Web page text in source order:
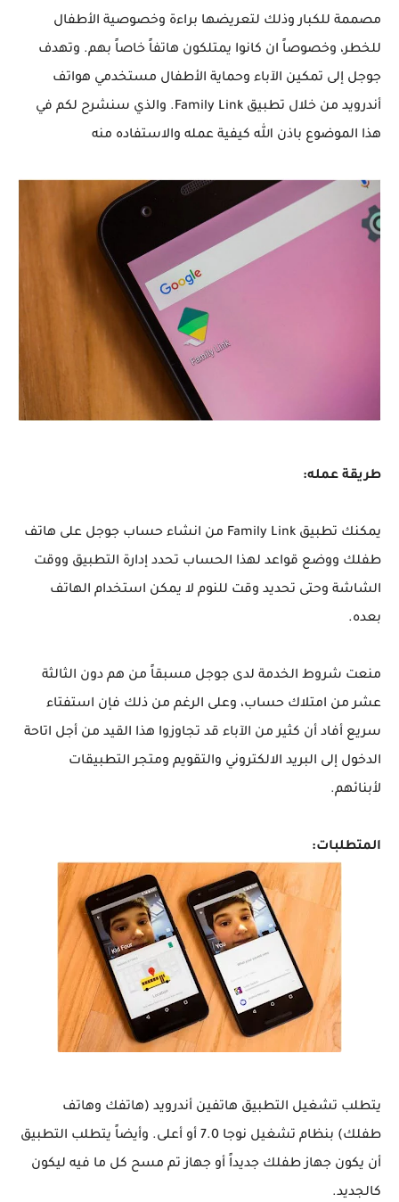
مصممة للكبار وذلك لتعريضها براءة وخصوصية الأطفال
للخطر، وخصوصاً ان كانوا يمتلكون هاتفاً خاصاً بهم. وتهدف
جوجل إلى تمكين الآباء وحماية الأطفال مستخدمي هواتف
أندرويد من خلال تطبيق Family Link. والذي سنشرح لكم في
هذا الموضوع باذن الله كيفية عمله والاستفاده منه
طريقة عمله:
يمكنك تطبيق Family Link من انشاء حساب جوجل على هاتف
طفلك ووضع قواعد لهذا الحساب تحدد إدارة التطبيق ووقت
الشاشة وحتى تحديد وقت للنوم لا يمكن استخدام الهاتف
بعده.
منعت شروط الخدمة لدى جوجل مسبقاً من هم دون الثالثة
عشر من امتلاك حساب، وعلى الرغم من ذلك فإن استفتاء
سريع أفاد أن كثير من الآباء قد تجاوزوا هذا القيد من أجل اتاحة
الدخول إلى البريد الالكتروني والتقويم ومتجر التطبيقات
لأبنائهم.
المتطلبات:
يتطلب تشغيل التطبيق هاتفين أندرويد (هاتفك وهاتف
طفلك) بنظام تشغيل نوجا 7.0 أو أعلى. وأيضاً يتطلب التطبيق
أن يكون جهاز طفلك جديداً أو جهاز تم مسح كل ما فيه ليكون
كالجديد.